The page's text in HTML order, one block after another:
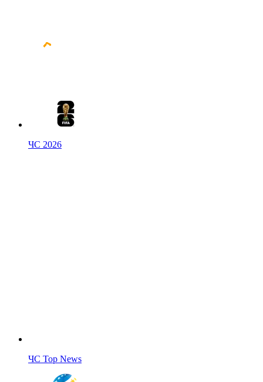
ЧС 2026
ЧС Top News